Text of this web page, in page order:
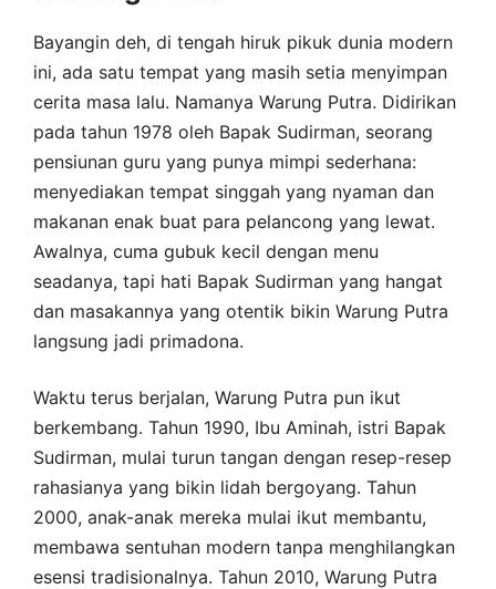
Bayangin deh, di tengah hiruk pikuk dunia modern
ini, ada satu tempat yang masih setia menyimpan
cerita masa lalu. Namanya Warung Putra. Didirikan
pada tahun 1978 oleh Bapak Sudirman, seorang
pensiunan guru yang punya mimpi sederhana:
menyediakan tempat singgah yang nyaman dan
makanan enak buat para pelancong yang lewat.
Awalnya, cuma gubuk kecil dengan menu
seadanya, tapi hati Bapak Sudirman yang hangat
dan masakannya yang otentik bikin Warung Putra
langsung jadi primadona.
Waktu terus berjalan, Warung Putra pun ikut
berkembang. Tahun 1990, Ibu Aminah, istri Bapak
Sudirman, mulai turun tangan dengan resep-resep
rahasianya yang bikin lidah bergoyang. Tahun
2000, anak-anak mereka mulai ikut membantu,
membawa sentuhan modern tanpa menghilangkan
esensi tradisionalnya. Tahun 2010, Warung Putra